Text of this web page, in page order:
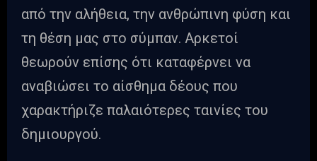
από την αλήθεια, την ανθρώπινη φύση και
τη θέση μας στο σύμπαν. Αρκετοί
θεωρούν επίσης ότι καταφέρνει να
αναβιώσει το αίσθημα δέους που
χαρακτήριζε παλαιότερες ταινίες του
δημιουργού.